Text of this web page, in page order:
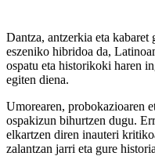
Dantza, antzerkia eta kabaret
eszeniko hibridoa da,
ospatu eta historikoki haren
egiten diena.
Umorearen, probokazioaren
ospakizun bihurtzen dugu.
elkartzen diren inauteri
zalantzan jarri eta gure